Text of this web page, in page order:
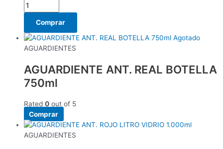
Comprar
Agotado
AGUARDIENTES
AGUARDIENTE ANT. REAL BOTELLA
750ml
Rated 0 out of 5
Comprar
AGUARDIENTES